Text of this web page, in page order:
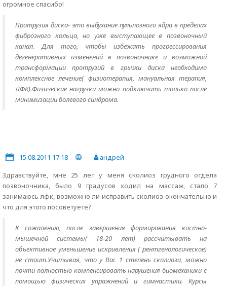
огромное спасибо!
Протрузия диска- это выбухание пульпозного ядра в пределах
фиброзного кольца, но уже выступающее в позвоночный
канал. Для того, чтобы избежать прогрессирования
дегенеративных изменений в позвоночнике и возможной
трансформации протрузий в грыжи диска необходимо
комплексное лечение( физиотерапия, мануальная терапия,
ЛФК).Физические нагрузки можно подключить только после
минимизации болевого синдрома.
15.08.2011 17:18 -
андрей
Здравствуйте, мне 25 лет у меня сколиоз грудного отдела
позвоночника, было 9 градусов ходил на массаж, стало 7
занимаюсь лфк, возможно ли исправить сколиоз окончательно и
что для этого посоветуете?
К сожалению, после завершения формирования костно-
мышечной системы( 18-20 лет) рассчитывать на
объективное уменьшение искривления ( рентгенологическое)
не стоит.Учитывая, что у Вас 1 степень сколиоза, можно
почти полностью компенсировать нарушения биомеханики с
помощью физических упражнений и гимнастики. Курсы